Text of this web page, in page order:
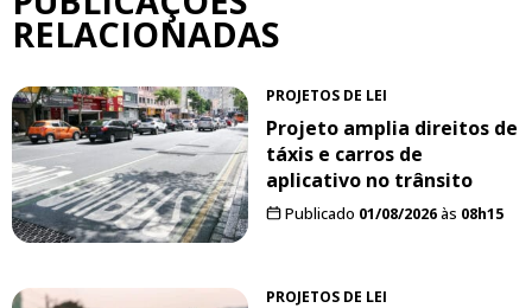
RELACIONADAS
PROJETOS DE LEI
Projeto amplia direitos de
táxis e carros de
aplicativo no trânsito
Publicado 01/08/2026às 08h15
PROJETOS DE LEI